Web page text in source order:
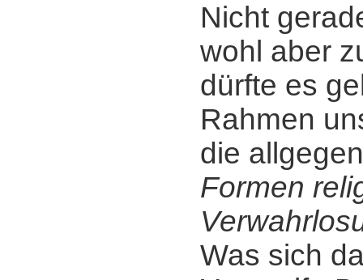
Nicht
wohl aber
dürfte es
Rahmen
die
Formen
Was sich